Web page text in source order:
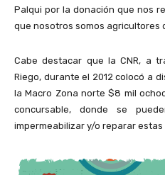
Palqui por la donación que nos
que nosotros somos agricultores
Cabe destacar que la CNR, a
Riego, durante el 2012 colocó a
la Macro Zona norte $8 mil
concursable, donde se
impermeabilizar y/o reparar estas